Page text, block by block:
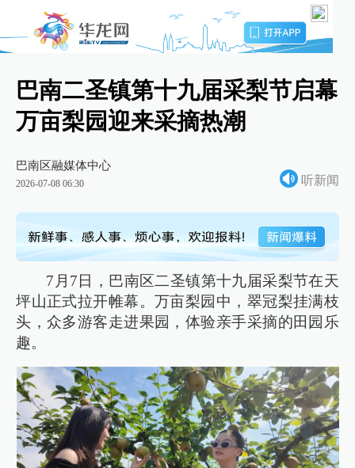
巴南二圣镇第十九届采梨节启幕
万亩梨园迎来采摘热潮
巴南区融媒体中心
2026-07-08 06:30 听新闻
7月7日，巴南区二圣镇第十九届采梨节在天
坪山正式拉开帷幕。万亩梨园中，翠冠梨挂满枝
头，众多游客走进果园，体验亲手采摘的田园乐
趣。